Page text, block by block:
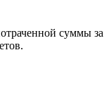
суммы за